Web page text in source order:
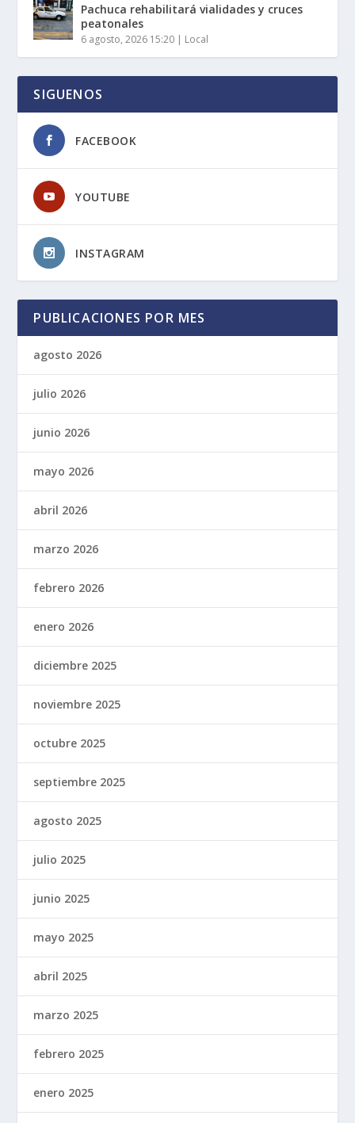
Pachuca rehabilitará vialidades y cruces
peatonales
6 agosto, 2026 15:20 | Local
SIGUENOS
FACEBOOK
YOUTUBE
INSTAGRAM
PUBLICACIONES POR MES
agosto 2026
julio 2026
junio 2026
mayo 2026
abril 2026
marzo 2026
febrero 2026
enero 2026
diciembre 2025
noviembre 2025
octubre 2025
septiembre 2025
agosto 2025
julio 2025
junio 2025
mayo 2025
abril 2025
marzo 2025
febrero 2025
enero 2025